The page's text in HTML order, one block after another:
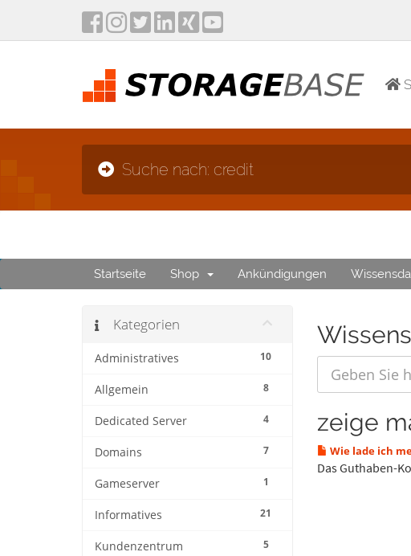
Suche nach: credit
Startseite Shop Ankündigungen
Kategorien
10
Administratives
8
Allgemein
4
Dedicated Server
7
Domains
1
Gameserver
21
Informatives
5
Kundenzentrum
zeige
Wie lade ich
Das Guthaben-